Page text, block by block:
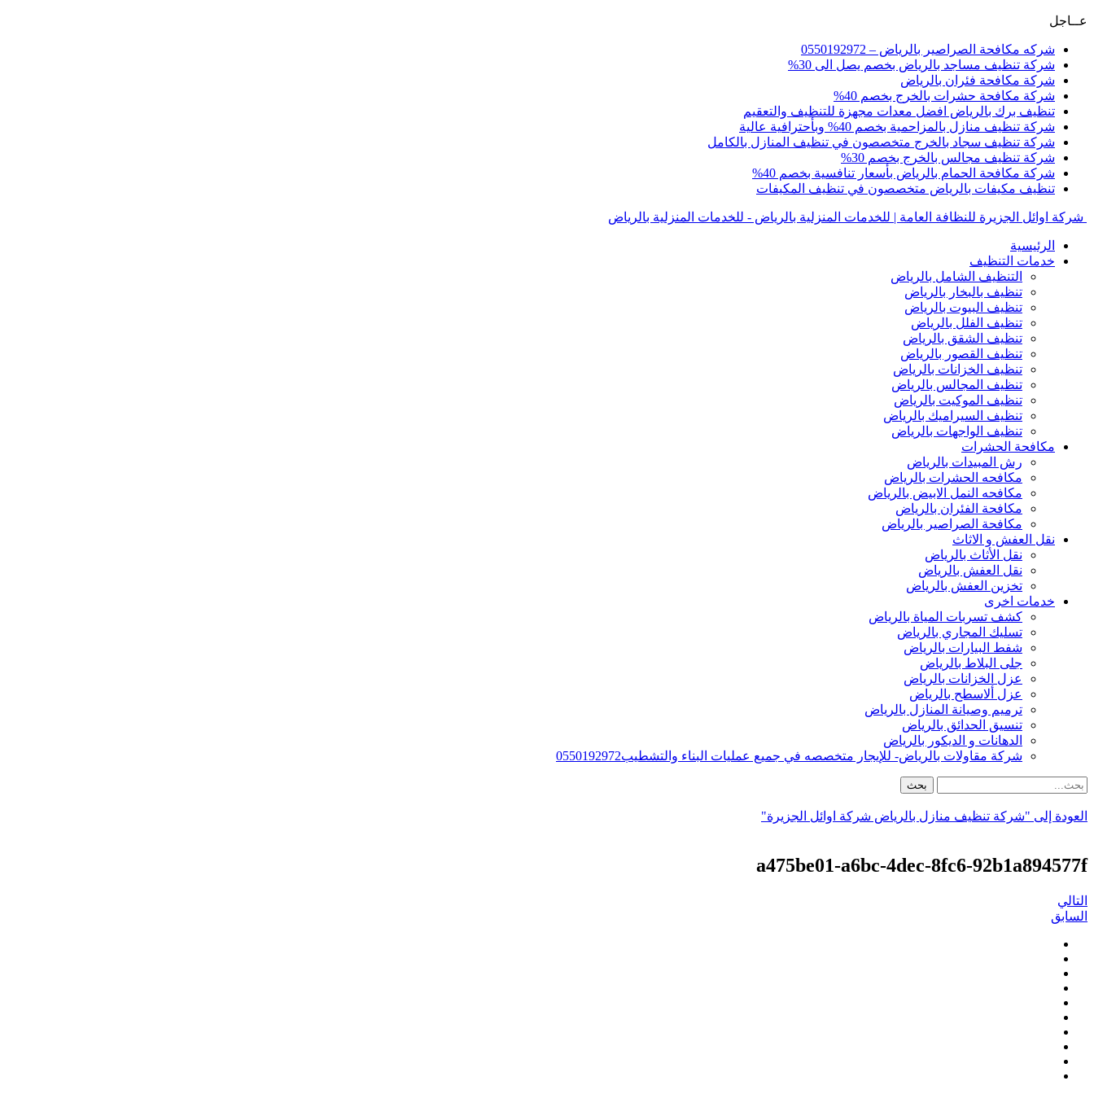
عــاجل
شركه مكافحة الصراصير بالرياض – 0550192972
شركة تنظيف مساجد بالرياض بخصم يصل الى 30%
شركة مكافحة فئران بالرياض
شركة مكافحة حشرات بالخرج بخصم 40%
تنظيف برك بالرياض افضل معدات مجهزة للتنظيف والتعقيم
شركة تنظيف منازل بالمزاحمية بخصم 40% وبأحترافية عالية
شركة تنظيف سجاد بالخرج متخصصون في تنظيف المنازل بالكامل
شركة تنظيف مجالس بالخرج بخصم 30%
شركة مكافحة الحمام بالرياض بأسعار تنافسية بخصم 40%
تنظيف مكيفات بالرياض متخصصون في تنظيف المكيفات
شركة اوائل الجزيرة للنظافة العامة | للخدمات المنزلية بالرياض - للخدمات المنزلية بالرياض
الرئيسية
خدمات التنظيف
التنظيف الشامل بالرياض
تنظيف بالبخار بالرياض
تنظيف البيوت بالرياض
تنظيف الفلل بالرياض
تنظيف الشقق بالرياض
تنظيف القصور بالرياض
تنظيف الخزانات بالرياض
تنظيف المجالس بالرياض
تنظيف الموكيت بالرياض
تنظيف السيراميك بالرياض
تنظيف الواجهات بالرياض
مكافحة الحشرات
رش المبيدات بالرياض
مكافحه الحشرات بالرياض
مكافحه النمل الابيض بالرياض
مكافحة الفئران بالرياض
مكافحة الصراصير بالرياض
نقل العفش و الاثاث
نقل الأثاث بالرياض
نقل العفش بالرياض
تخزين العفش بالرياض
خدمات اخرى
كشف تسربات المياة بالرياض
تسليك المجاري بالرياض
شفط البيارات بالرياض
جلى البلاط بالرياض
عزل الخزانات بالرياض
عزل ألاسطح بالرياض
ترميم وصيانة المنازل بالرياض
تنسيق الحدائق بالرياض
الدهانات و الديكور بالرياض
شركة مقاولات بالرياض- للإيجار متخصصه في جميع عمليات البناء والتشطيب0550192972
العودة إلى "شركة تنظيف منازل بالرياض شركة اوائل الجزيرة"
a475be01-a6bc-4dec-8fc6-92b1a894577f
التالي
السابق